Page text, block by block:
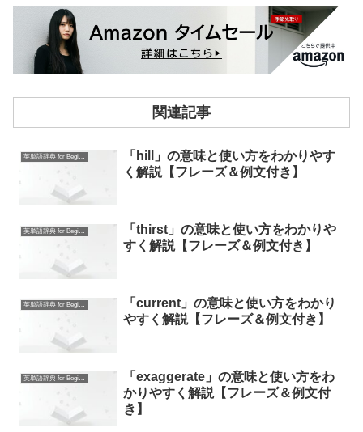
関連記事
英単語辞典 for Beginners
「hill」の意味と使い方をわかりやす
く解説【フレーズ＆例文付き】
英単語辞典 for Beginners
「thirst」の意味と使い方をわかりや
すく解説【フレーズ＆例文付き】
英単語辞典 for Beginners
「current」の意味と使い方をわかり
やすく解説【フレーズ＆例文付き】
英単語辞典 for Beginners
「exaggerate」の意味と使い方をわ
かりやすく解説【フレーズ＆例文付
き】